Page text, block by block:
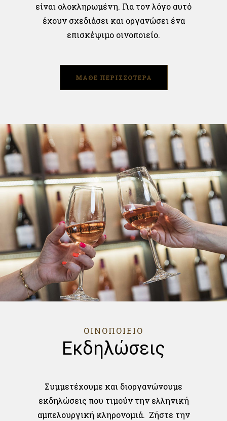
είναι ολοκληρωμένη. Για τον λόγο αυτό
έχουν σχεδιάσει και οργανώσει ένα
επισκέψιμο οινοποιείο.
ΜΑΘΕ ΠΕΡΙΣΣΟΤΕΡΑ
ΟΙΝΟΠΟΙΕΙΟ
Εκδηλώσεις
Συμμετέχουμε και διοργανώνουμε
εκδηλώσεις που τιμούν την ελληνική
αμπελουργική κληρονομιά. Ζήστε την